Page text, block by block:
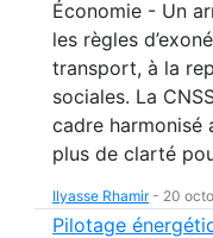
Économie - Un
les règles
transport, à la
sociales. La
cadre harmonisé
plus de clarté
Ilyasse Rhamir- 20
Pilotage